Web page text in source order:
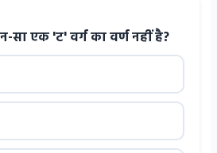
सा एक 'ट' वर्ग का वर्ण नहीं है?